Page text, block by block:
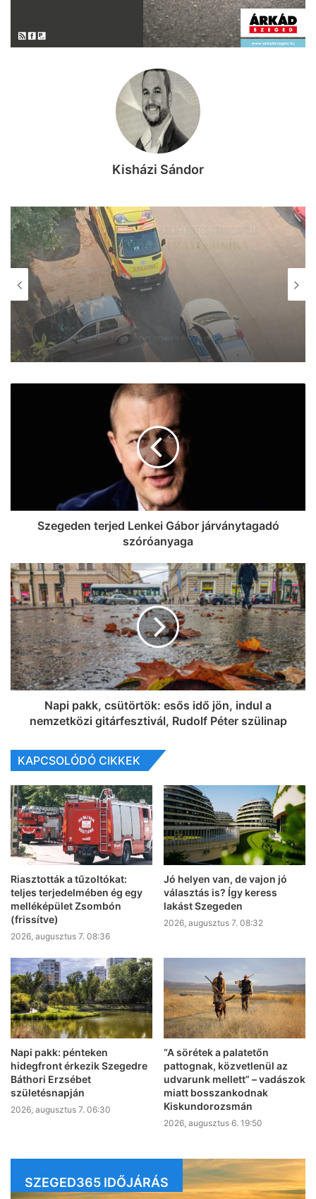
Kisházi Sándor
MINDENMÁS
2026, augusztus 7. 17:26
Folytatódik az éjszakai permetezés
Szegeden – mutatjuk, mire kell figyelni
Szegeden terjed Lenkei Gábor járványtagadó
szóróanyaga
Napi pakk, csütörtök: esős idő jön, indul a
nemzetközi gitárfesztivál, Rudolf Péter szülinap
KAPCSOLÓDÓ CIKKEK
Riasztották a tűzoltókat:
teljes terjedelmében ég egy
melléképület Zsombón
(frissítve)
2026, augusztus 7. 08:36
Jó helyen van, de vajon jó
választás is? Így keress
lakást Szegeden
2026, augusztus 7. 08:32
Napi pakk: pénteken
hidegfront érkezik Szegedre
Báthori Erzsébet
születésnapján
2026, augusztus 7. 06:30
“A sörétek a palatetőn
pattognak, közvetlenül az
udvarunk mellett” – vadászok
miatt bosszankodnak
Kiskundorozsmán
2026, augusztus 6. 19:50
SZEGED365 IDŐJÁRÁS